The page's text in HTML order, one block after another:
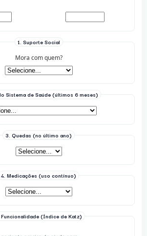
1. Suporte Social
Mora com quem?
Sistema de Saúde (últimos 6 meses)
3. Quedas (no último ano)
4. Medicações (uso contínuo)
Funcionalidade (Índice de Katz)